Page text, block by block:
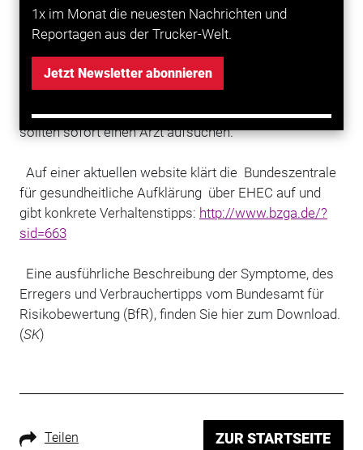
1x im Monat die neuesten Nachrichten und
Reportagen aus der Trucker-Welt.
Jetzt Newsletter abonnieren
Das Berliner Robert-Koch-Institut berichtet, dass im
Infektionsquelle identifiziert werden konnte. Alle
Personen mit Durchfall sollten auf strikte Hände-
Hygiene achten. Personen mit blutigem Durchfall
sollten sofort einen Arzt aufsuchen.
Auf einer aktuellen website klärt die Bundeszentrale
für gesundheitliche Aufklärung über EHEC auf und
gibt konkrete Verhaltenstipps: http://www.bzga.de/?
sid=663
Eine ausführliche Beschreibung der Symptome, des
Erregers und Verbrauchertipps vom Bundesamt für
Risikobewertung (BfR), finden Sie hier zum Download.
(SK)
Teilen ZUR STARTSEITE